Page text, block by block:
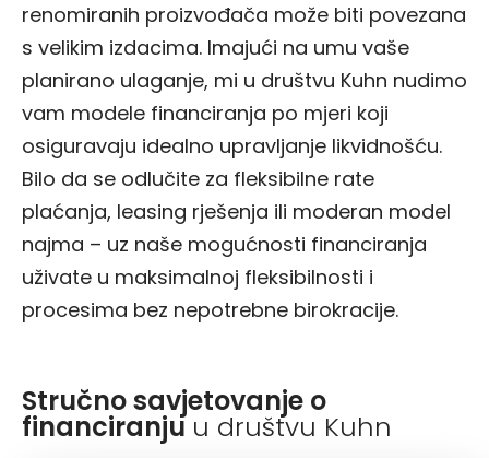
renomiranih proizvođača može biti povezana
s velikim izdacima. Imajući na umu vaše
planirano ulaganje, mi u društvu Kuhn nudimo
vam modele financiranja po mjeri koji
osiguravaju idealno upravljanje likvidnošću.
Bilo da se odlučite za fleksibilne rate
plaćanja, leasing rješenja ili moderan model
najma – uz naše mogućnosti financiranja
uživate u maksimalnoj fleksibilnosti i
procesima bez nepotrebne birokracije.
Stručno savjetovanje o
financiranju u društvu Kuhn